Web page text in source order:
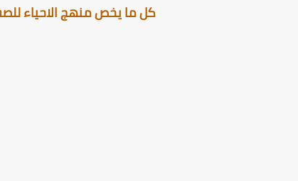
كل ما يخص منهج الاحياء للصف